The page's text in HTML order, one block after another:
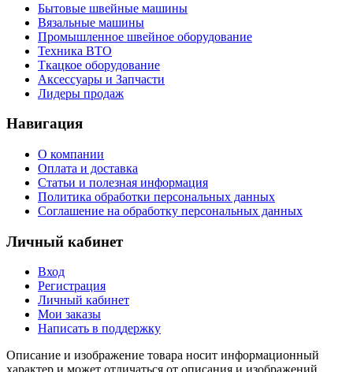
Бытовые швейные машины
Вязальные машины
Промышленное швейное оборудование
Техника ВТО
Ткацкое оборудование
Аксессуары и Запчасти
Лидеры продаж
Навигация
О компании
Оплата и доставка
Статьи и полезная информация
Политика обработки персональных данных
Соглашение на обработку персональных данных
Личный кабинет
Вход
Регистрация
Личный кабинет
Мои заказы
Написать в поддержку
Описание и изображение товара носит информационный